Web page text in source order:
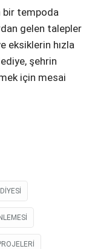
bir tempoda
gelen talepler
eksiklerin hızla
şehrin
için mesai